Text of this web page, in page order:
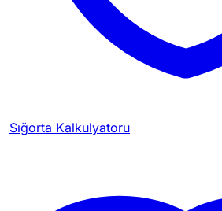
Sığorta Kalkulyatoru